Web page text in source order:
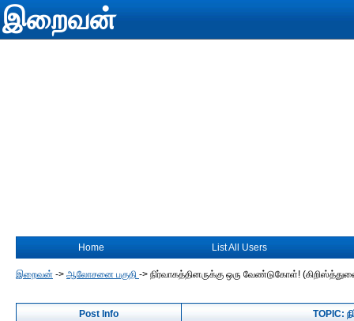
இறைவன்
Home List All Users
இறைவன் -> ஆலோசனை பகுதி -> நிர்வாகத்தினருக்கு ஒரு வேண்டுகோள்!
Post Info
TOPIC: